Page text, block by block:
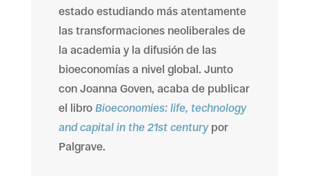
estado estudiando más atentamente
las transformaciones neoliberales de
la academia y la difusión de las
bioeconomías a nivel global. Junto
con Joanna Goven, acaba de publicar
el libro Bioeconomies: life, technology
and capital in the 21st centurypor
Palgrave.